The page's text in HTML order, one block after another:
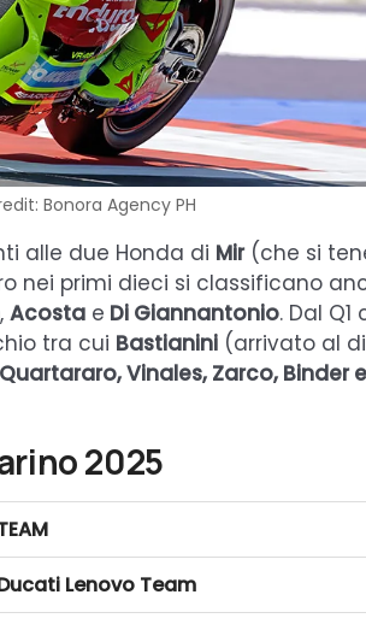
Bonora Agency PH
alle due Honda di Mir(che si
nei primi dieci si classificano
, Acosta e Di Giannantonio. Dal
tra cui Bastianini (arrivato al
Quartararo, Vinales, Zarco, Binder
2025
Lenovo Team